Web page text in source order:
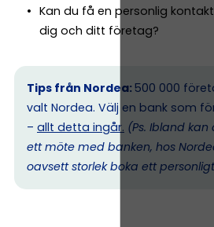
Kan du få en personlig
dig och ditt företag?
Tips från Nordea: 500 000
valt Nordea. Välj en bank som
– allt detta ingår. (Ps. Ibland kan
ett möte med banken, hos
oavsett storlek boka ett